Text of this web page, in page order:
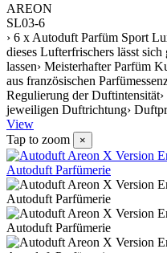
AREON
SL03-6
› 6 x Autoduft Parfüm Sport
dieses Lufterfrischers lässt
lassen› Meisterhafter Parfüm
aus französischen
Regulierung der
jeweiligen Duftrichtung›
View
Tap to zoom
×